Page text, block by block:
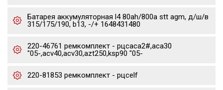
Батарея аккумуляторная l4 80ah/800a stt agm, д/ш/в
315/175/190, b13, -/+ 1648431480
220-46761 ремкомплект - рцсaca2#,aca30
"05-,acv40,acv30,azt250,ksp90 "05-
220-81853 ремкомплект - рцсelf